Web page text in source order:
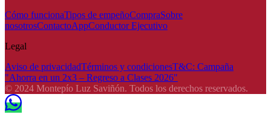
Cómo funcionaTipos de empeñoCompraSobre
nosotrosContactoAppConductor Ejecutivo
Legal
Aviso de privacidadTérminos y condicionesT&C: Campaña
"Ahorra en un 2x3 – Regreso a Clases 2026"
© 2024 Montepío Luz Saviñón. Todos los derechos reservados.